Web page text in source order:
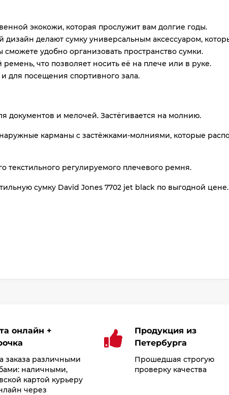
экокожи, которая прослужит вам долгие годы.
делают сумку универсальным аксессуаром,
удобно организовать пространство сумки.
что позволяет носить её на плече или в руке.
и для посещения спортивного зала.
документов и мелочей. Застёгивается на молнию.
карманы с застёжками-молниями, которые
регулируемого плечевого ремня.
сумку David Jones 7702 jet black по выгодной
онлайн +
заказа различными
наличными,
картой курьеру
через
Продукция из
Петербурга
Прошедшая строгую
проверку качества